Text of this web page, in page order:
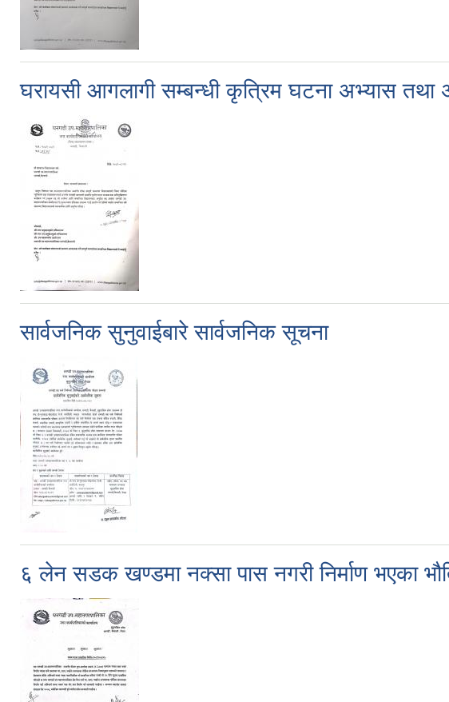
घरायसी आगलागी सम्बन्धी कृत्रिम घटना अभ्यास तथा
सार्वजनिक सुनुवाईबारे सार्वजनिक सूचना
६ लेन सडक खण्डमा नक्सा पास नगरी निर्माण भएका